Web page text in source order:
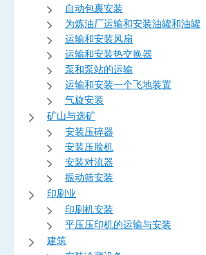
自动包裹安装
为炼油厂运输和安装油罐和油罐
运输和安装风扇
运输和安装热交换器
泵和泵站的运输
运输和安装一个飞地装置
气旋安装
矿山与选矿
安装压碎器
安装压脸机
安装对流器
振动筛安装
印刷业
印刷机安装
平压压印机的运输与安装
建筑